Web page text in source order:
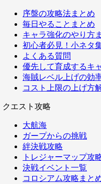
序盤の攻略法まとめ
毎日やることまとめ
キャラ強化のやり方
初心者必見！小ネタ
よくある質問
優先して育成するキ
海賊レベル上げの効
コスト上限の上げ方
クエスト攻略
大航海
ガープからの挑戦
絆決戦攻略
トレジャーマップ攻
決戦イベント一覧
コロシアム攻略まと